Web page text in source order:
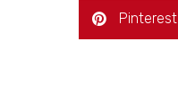
Pinterest